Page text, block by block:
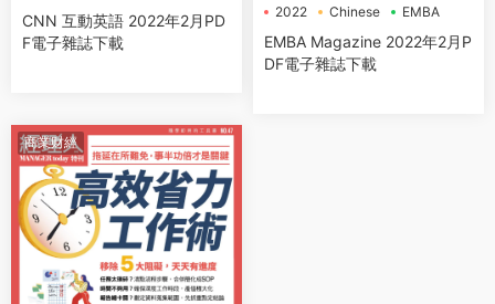
CNN互動英語
CNN 互動英語 2022年2月PD
F電子雜誌下載
2022 Chinese EMBA
EMBA Magazine 2022年2月P
DF電子雜誌下載
商業财經